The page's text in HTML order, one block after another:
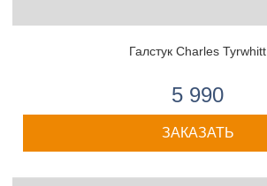
Галстук Charles Tyrwhitt
5 990
ЗАКАЗАТЬ